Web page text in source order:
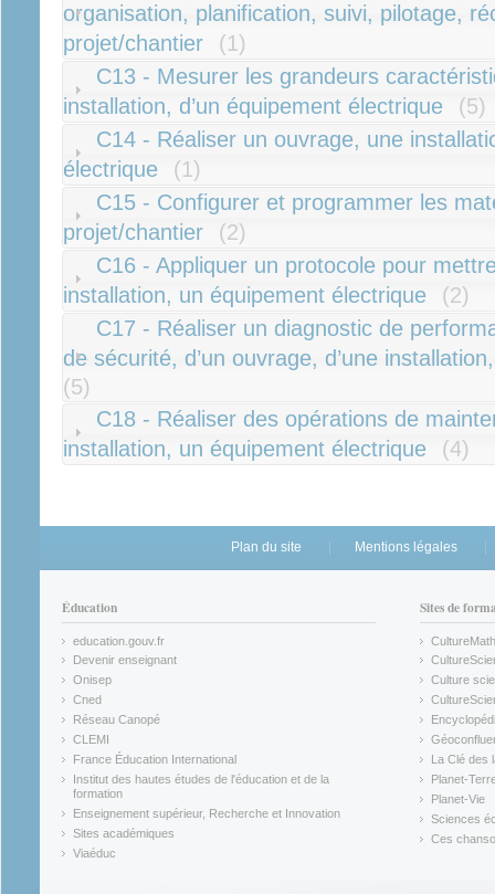
organisation, planification, suivi, pilotage,
projet/chantier
(1)
C13 - Mesurer les grandeurs
installation, d’un équipement électrique
(5)
C14 - Réaliser un ouvrage, une
électrique
(1)
C15 - Configurer et programmer les
projet/chantier
(2)
C16 - Appliquer un protocole pour
installation, un équipement électrique
(2)
C17 - Réaliser un diagnostic de
de sécurité, d’un ouvrage, d’une
(5)
C18 - Réaliser des opérations de
installation, un équipement électrique
(4)
Plan du site Mentions légales
Éducation
education.gouv.fr
(link is external)
Devenir enseignant
(link is external)
Onisep
(link is external)
Cned
(link is external)
Réseau Canopé
(link is external)
CLEMI
(link is external)
France Éducation International
(link is external)
Institut des hautes études de l'éducation et de la
formation
(link is external)
Enseignement supérieur, Recherche et Innovation
(link is external)
Sites académiques
(link is external)
Viaéduc
Sites de
CultureMath
(link is
(link is
Culture
(link is
(link is
(link is
La Clé des
(link is
Planet-
(link is
Planet-Vie
(link is
Sciences
(link is
Ces